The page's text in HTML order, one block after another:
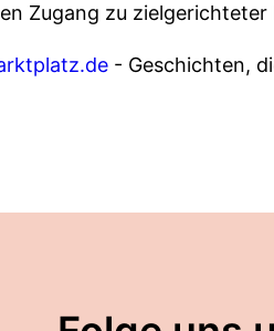
Zugang zu
- Geschichten,